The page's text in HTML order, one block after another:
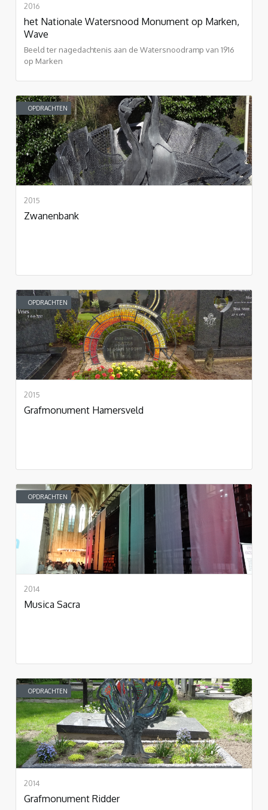
2016
het Nationale Watersnood Monument op Marken,
Wave
Beeld ter nagedachtenis aan de Watersnoodramp van 1916
op Marken
OPDRACHTEN
2015
Zwanenbank
OPDRACHTEN
2015
Grafmonument Hamersveld
OPDRACHTEN
2014
Musica Sacra
OPDRACHTEN
2014
Grafmonument Ridder